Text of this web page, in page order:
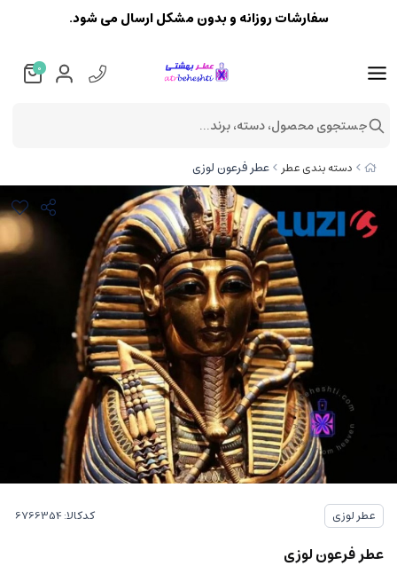
دسته بندی عطر عطر فرعون لوزی
عطر لوزی کدکالا:
عطر فرعون لوزی
سفارشات روزانه و بدون مشکل ارسال می شود.
0
جستجوی محصول، دسته، برند...